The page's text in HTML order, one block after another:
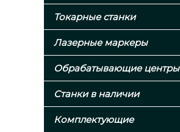
Токарные станки
Лазерные маркеры
Обрабатывающие центры
Станки в наличии
Комплектующие